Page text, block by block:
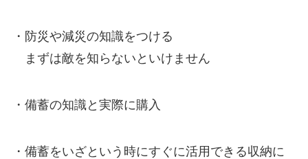
・防災や減災の知識をつける
まずは敵を知らないといけません
・備蓄の知識と実際に購入
・備蓄をいざという時にすぐに活用できる収納に